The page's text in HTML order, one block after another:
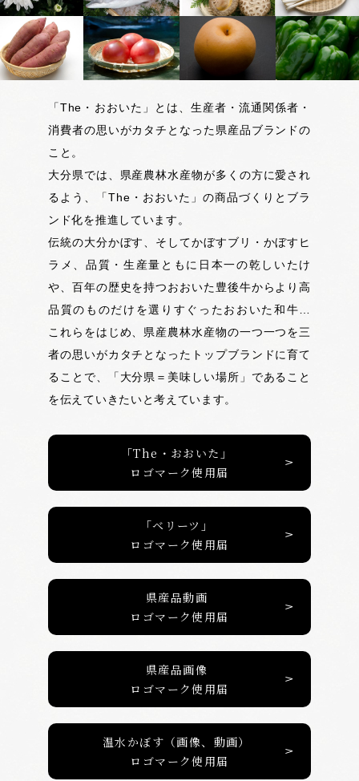
「The・おおいた」とは、生産者・流通関係者・
消費者の思いがカタチとなった県産品ブランドの
こと。
大分県では、県産農林水産物が多くの方に愛され
るよう、「The・おおいた」の商品づくりとブラ
ンド化を推進しています。
伝統の大分かぼす、そしてかぼすブリ・かぼすヒ
ラメ、品質・生産量ともに日本一の乾しいたけ
や、百年の歴史を持つおおいた豊後牛からより高
品質のものだけを選りすぐったおおいた和牛…
これらをはじめ、県産農林水産物の一つ一つを三
者の思いがカタチとなったトップブランドに育て
ることで、「大分県＝美味しい場所」であること
を伝えていきたいと考えています。
「The・おおいた」
ロゴマーク使用届
「ベリーツ」
ロゴマーク使用届
県産品動画
ロゴマーク使用届
県産品画像
ロゴマーク使用届
温水かぼす（画像、動画）
ロゴマーク使用届